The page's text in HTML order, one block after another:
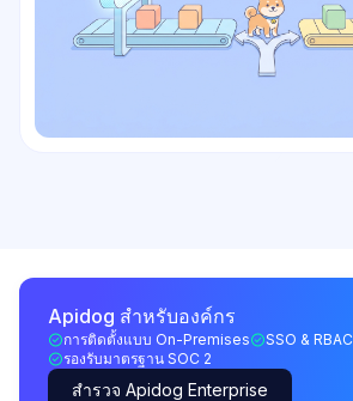
Apidog สำหรับองค์กร
การติดตั้งแบบ On-Premises
SSO & RBAC
รองรับมาตรฐาน SOC 2
สำรวจ Apidog Enterprise